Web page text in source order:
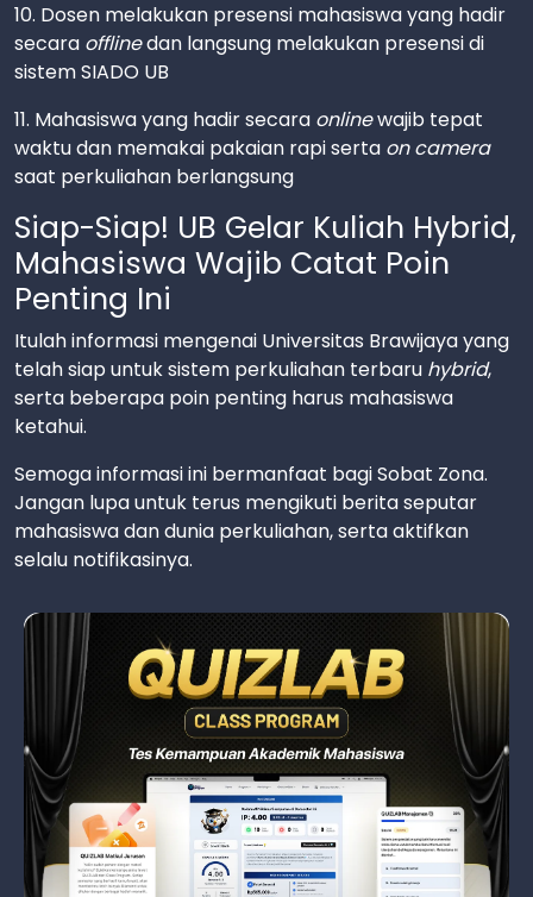
10. Dosen melakukan presensi mahasiswa yang hadir
secara offlinedan langsung melakukan presensi di
sistem SIADO UB
11. Mahasiswa yang hadir secara onlinewajib tepat
waktu dan memakai pakaian rapi serta on camera
saat perkuliahan berlangsung
Siap-Siap! UB Gelar Kuliah Hybrid,
Mahasiswa Wajib Catat Poin
Penting Ini
Itulah informasi mengenai Universitas Brawijaya yang
telah siap untuk sistem perkuliahan terbaru hybrid,
serta beberapa poin penting harus mahasiswa
ketahui.
Semoga informasi ini bermanfaat bagi Sobat Zona.
Jangan lupa untuk terus mengikuti berita seputar
mahasiswa dan dunia perkuliahan, serta aktifkan
selalu notifikasinya.